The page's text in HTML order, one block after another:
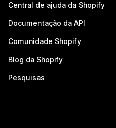
Central de ajuda da Shopify
Documentação da API
Comunidade Shopify
Blog da Shopify
Pesquisas